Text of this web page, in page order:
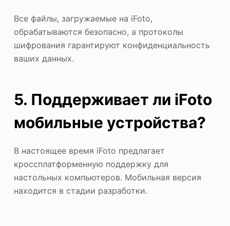
Все файлы, загружаемые на iFoto,
обрабатываются безопасно, а протоколы
шифрования гарантируют конфиденциальность
ваших данных.
5. Поддерживает ли iFoto
мобильные устройства?
В настоящее время iFoto предлагает
кроссплатформенную поддержку для
настольных компьютеров. Мобильная версия
находится в стадии разработки.